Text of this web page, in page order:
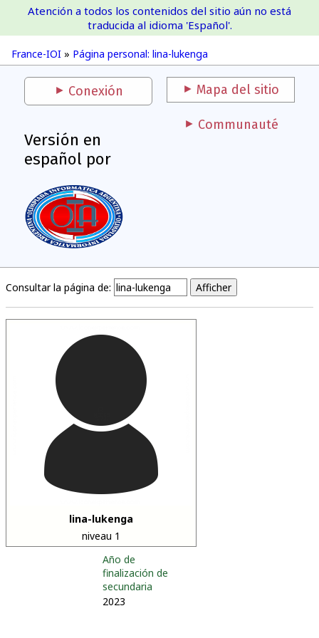
France-IOI
France-IOI » Página personal: lina-lukenga
Atención a todos los contenidos del sitio aún no está
traducida al idioma 'Español'.
Conexión Mapa del sitio
Versión en
español por
Communauté
Consultar la página de:
lina-lukenga
niveau 1
Año de
finalización de
secundaria
2023